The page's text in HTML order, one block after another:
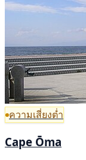
ความเสี่ยงต่ำ
Cape Ōma